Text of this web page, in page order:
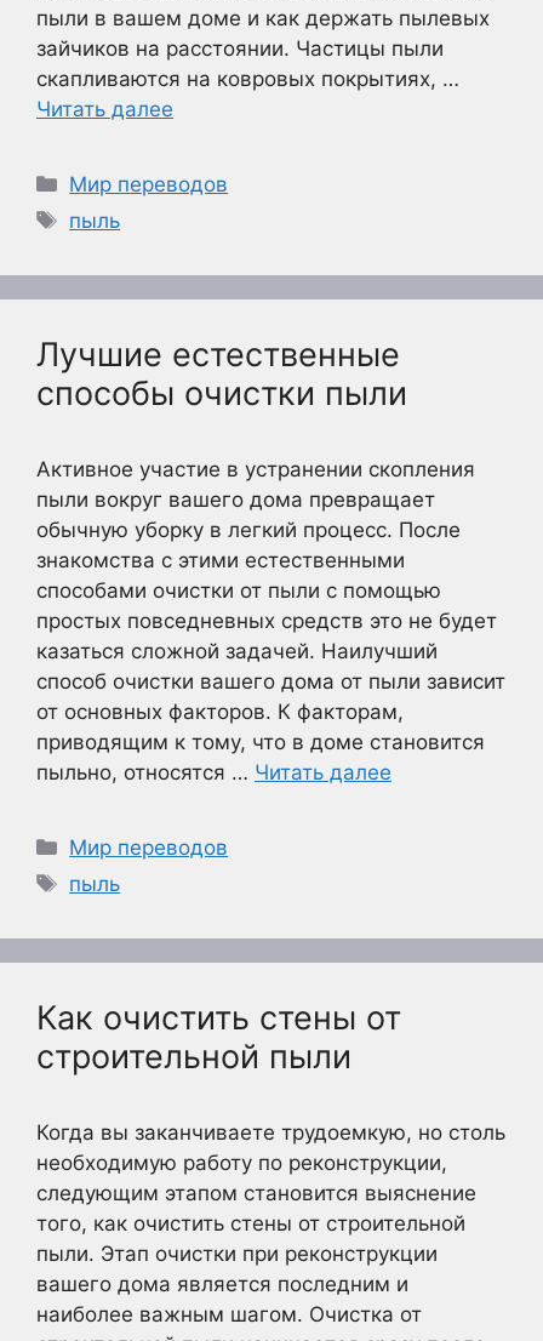
пыли в вашем доме и как держать пылевых
зайчиков на расстоянии. Частицы пыли
скапливаются на ковровых покрытиях, …
Читать далее
Рубрики
Мир переводов
Метки
пыль
Лучшие естественные
способы очистки пыли
Активное участие в устранении скопления
пыли вокруг вашего дома превращает
обычную уборку в легкий процесс. После
знакомства с этими естественными
способами очистки от пыли с помощью
простых повседневных средств это не будет
казаться сложной задачей. Наилучший
способ очистки вашего дома от пыли зависит
от основных факторов. К факторам,
приводящим к тому, что в доме становится
пыльно, относятся … Читать далее
Рубрики
Мир переводов
Метки
пыль
Как очистить стены от
строительной пыли
Когда вы заканчиваете трудоемкую, но столь
необходимую работу по реконструкции,
следующим этапом становится выяснение
того, как очистить стены от строительной
пыли. Этап очистки при реконструкции
вашего дома является последним и
наиболее важным шагом. Очистка от